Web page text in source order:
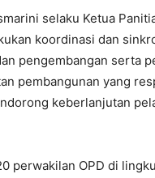
selaku Ketua
koordinasi dan
pengembangan serta
pembangunan yang
keberlanjutan
perwakilan OPD di